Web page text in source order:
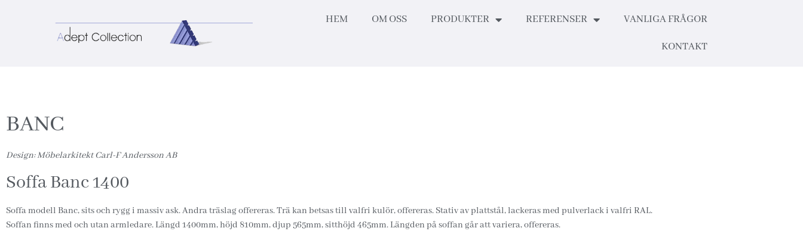
HEM OM OSS PRODUKTER REFERENSER VANLIGA FRÅGOR
KONTAKT
BANC
Design: Möbelarkitekt Carl-F Andersson AB
Soffa Banc 1400
Soffa modell Banc, sits och rygg i massiv ask. Andra träslag offereras. Trä kan betsas till valfri kulör, offereras. Stativ av plattstål, lackeras med pulverlack i valfri RAL.
Soffan finns med och utan armledare. Längd 1400mm, höjd 810mm, djup 565mm, sitthöjd 465mm. Längden på soffan går att variera, offereras.